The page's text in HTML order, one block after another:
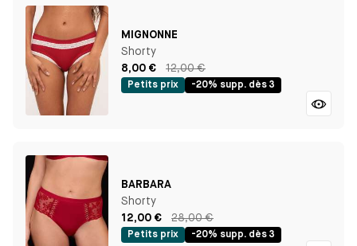
MIGNONNE
Shorty
8,00 €
12,00 €
Petits prix -20% supp. dès 3
BARBARA
Shorty
12,00 €
28,00 €
Petits prix -20% supp. dès 3